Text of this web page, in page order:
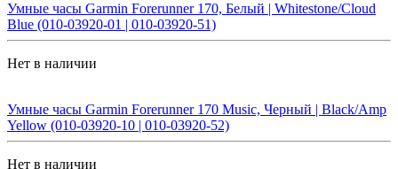
Умные часы Garmin Forerunner 170, Белый | Whitestone/Cloud
Blue (010-03920-01 | 010-03920-51)
Нет в наличии
Умные часы Garmin Forerunner 170 Music, Черный | Black/Amp
Yellow (010-03920-10 | 010-03920-52)
Нет в наличии